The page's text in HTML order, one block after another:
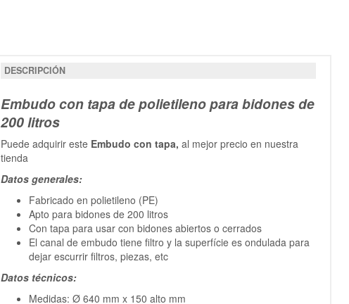
DESCRIPCIÓN
Embudo con tapa de polietileno para bidones de
200 litros
Puede adquirir este Embudo con tapa, al mejor precio en nuestra
tienda
Datos generales:
Fabricado en polietileno (PE)
Apto para bidones de 200 litros
Con tapa para usar con bidones abiertos o cerrados
El canal de embudo tiene filtro y la superfície es ondulada para
dejar escurrir filtros, piezas, etc
Datos técnicos:
Medidas: Ø 640 mm x 150 alto mm